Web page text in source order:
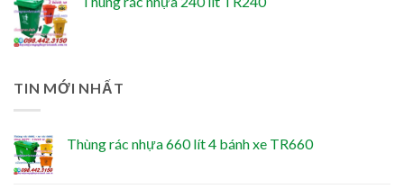
TIN MỚI NHẤT
Thùng rác nhựa 660 lít 4 bánh xe TR660